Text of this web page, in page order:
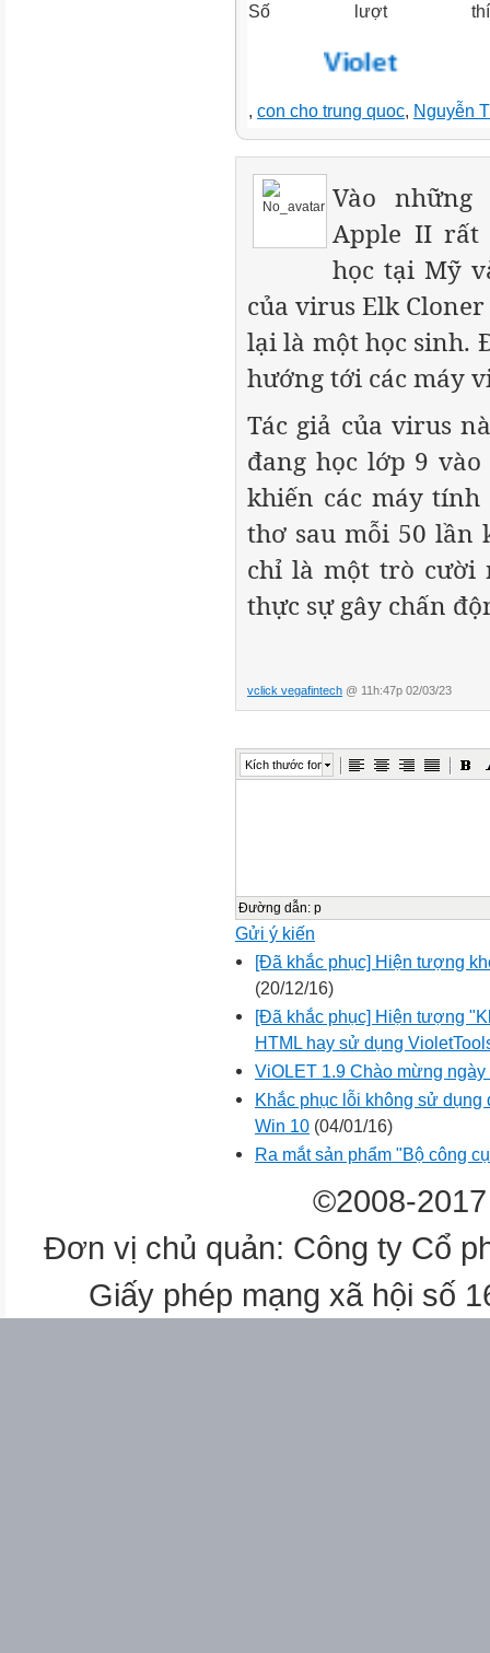
Số lượt
Violet
, con cho trung quoc, Nguyễn
Vào
Apple II rất
học tại Mỹ
của virus Elk
lại là một học sinh.
hướng tới các máy
Tác giả của virus
đang học lớp 9
khiến các máy
thơ sau mỗi 50 lần
chỉ là một trò cười
thực sự gây chấn
vclick vegafintech @ 11h:47p 02/03/23
Kích thước font
Đường dẫn: p
Gửi ý kiến
[Đã khắc phục] Hiện tượng
(20/12/16)
[Đã khắc phục] Hiện tượng
HTML hay sử dụng
ViOLET 1.9 Chào mừng
Khắc phục lỗi không sử
Win 10 (04/01/16)
Ra mắt sản phẩm "Bộ công
©2008-
Đơn vị chủ quản: Công ty Cổ
Giấy phép mạng xã hội số